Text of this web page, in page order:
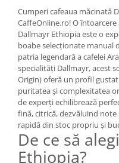
Cumperi cafeaua măcinată
CaffeOnline.ro! O
Dallmayr Ethiopia este o
boabe selecționate manual
patria legendară a cafelei
specialități Dallmayr, acest
Origin) oferă un profil
puritatea și complexitatea
de experți echilibrează
fină, citrică, dezvăluind
rapidă din stoc propriu și
De ce să
Ethiopia?